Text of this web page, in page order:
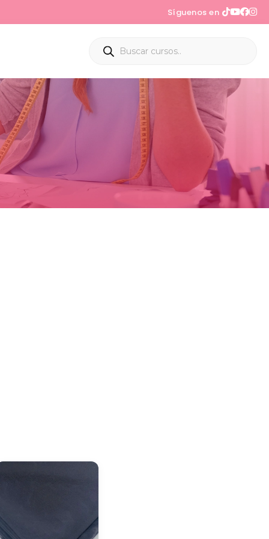
Síguenos en